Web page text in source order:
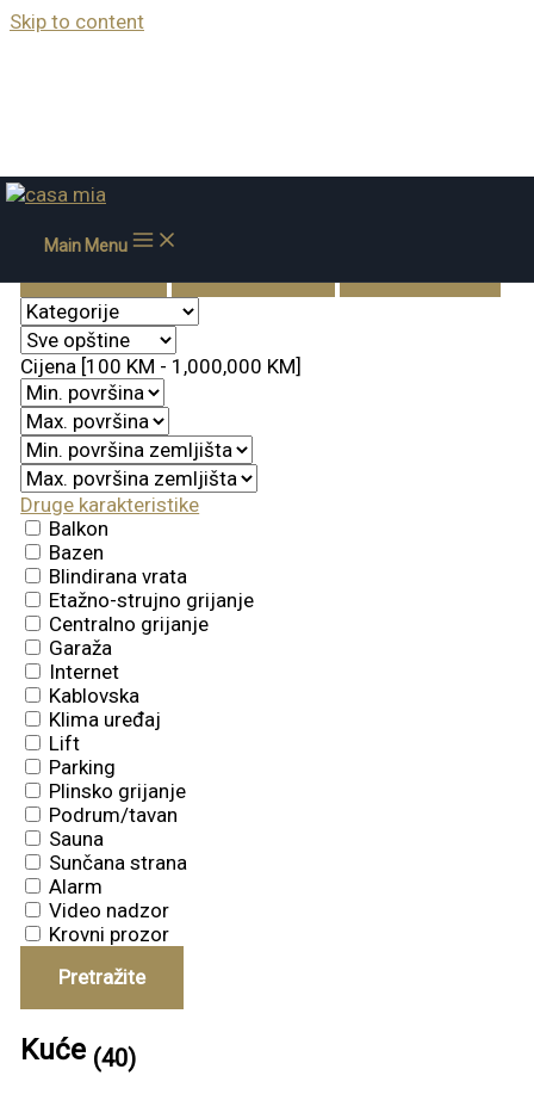
Skip to content
Main Menu
Pretražite nekretnine
Cijena [100 KM - 1,000,000 KM]
Druge karakteristike
Balkon
Bazen
Blindirana vrata
Etažno-strujno grijanje
Centralno grijanje
Garaža
Internet
Kablovska
Klima uređaj
Lift
Parking
Plinsko grijanje
Podrum/tavan
Sauna
Sunčana strana
Alarm
Video nadzor
Krovni prozor
Pretražite
Kuće (40)